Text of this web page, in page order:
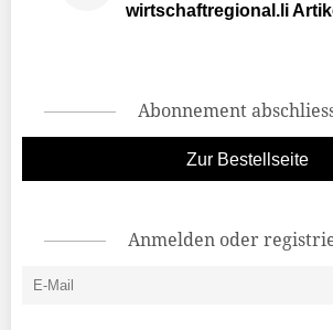
wirtschaftregional.li
Abonnement
Zur Bestellseite
Anmelden oder